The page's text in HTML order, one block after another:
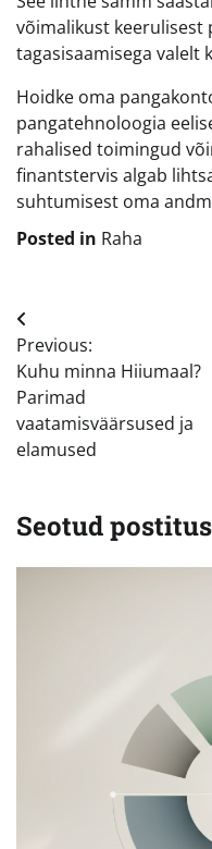
võimalikust keerulisest
tagasisaamisega valelt
Hoidke oma
pangatehnoloogia
rahalised toimingud
finantstervis algab
suhtumisest oma
Posted in Raha
Navigeerimine
Previous:
Kuhu minna Hiiumaal?
Parimad
vaatamisväärsused ja
elamused
Seotud